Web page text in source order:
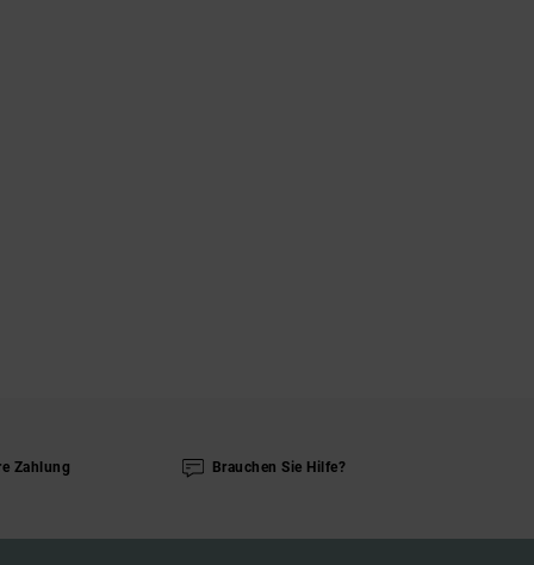
Zahlung Brauchen Sie Hilfe?